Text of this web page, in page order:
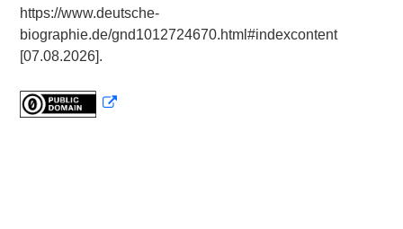
https://www.deutsche-
biographie.de/gnd1012724670.html#indexcontent
[07.08.2026].